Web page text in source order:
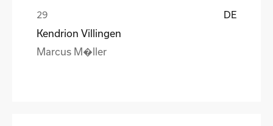
DE
Kendrion Villingen
Marcus M�ller